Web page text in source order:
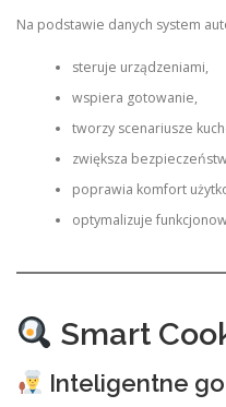
Na podstawie danych system
steruje urządzeniami,
wspiera gotowanie,
tworzy scenariusze
zwiększa
poprawia komfort
optymalizuje
Smart
Inteligentne